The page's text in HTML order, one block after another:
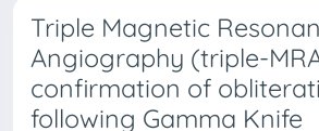
Triple Magnetic
Angiography (triple-
confirmation of
following Gamma Knife